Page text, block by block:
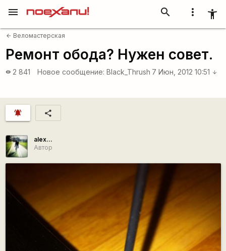
more_vert accessibility_new
search
menu
arrow_back Веломастерская
Ремонт обода? Нужен совет.
visibility 2 841 Новое сообщение: Black_Thrush 7 Июн, 2012 10:51 arrow_downward
notifications_active share
alex...
Автор